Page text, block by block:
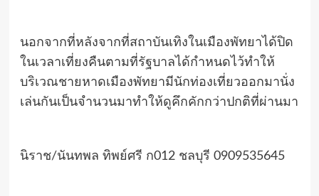
นอกจากที่หลังจากที่สถาบันเทิงในเมืองพัทยาได้ปิด
ในเวลาเที่ยงคืนตามที่รัฐบาลได้กำหนดไว้ทำให้
บริเวณชายหาดเมืองพัทยามีนักท่องเที่ยวออกมานั่ง
เล่นกันเป็นจำนวนมาทำให้ดูคึกคักกว่าปกติที่ผ่านมา
นิราช/นันทพล ทิพย์ศรี ก012 ชลบุรี 0909535645